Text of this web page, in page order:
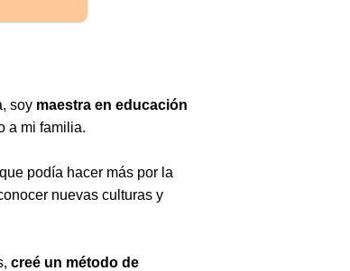
soy maestra en educación
a mi familia.
podía hacer más por la
nuevas culturas y
creé un método de